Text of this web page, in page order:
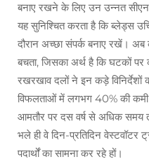
बनाए रखने के लिए उन उन्नत
यह सुनिश्चित करता है कि ब्लेड्स
दौरान अच्छा संपर्क बनाए रखें।
बचता, जिसका अर्थ है कि घटकों
रखरखाव दलों ने इन कड़े विनिर्देशों
विफलताओं में लगभग 40% की कमी
आमतौर पर दस वर्ष से अधिक समय
भले ही वे दिन-प्रतिदिन वेस्टवॉटर
पदार्थों का सामना कर रहे हों।